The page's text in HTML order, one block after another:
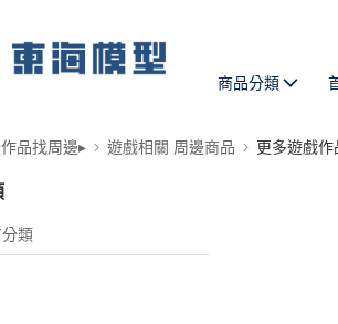
商品分類
品找周邊▸ 遊戲相關 周邊商品 更多遊戲作
類